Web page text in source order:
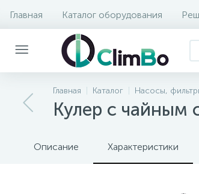
Главная Каталог оборудования
Главная Каталог Насосы,
Кулер с чайным
Описание Характеристики